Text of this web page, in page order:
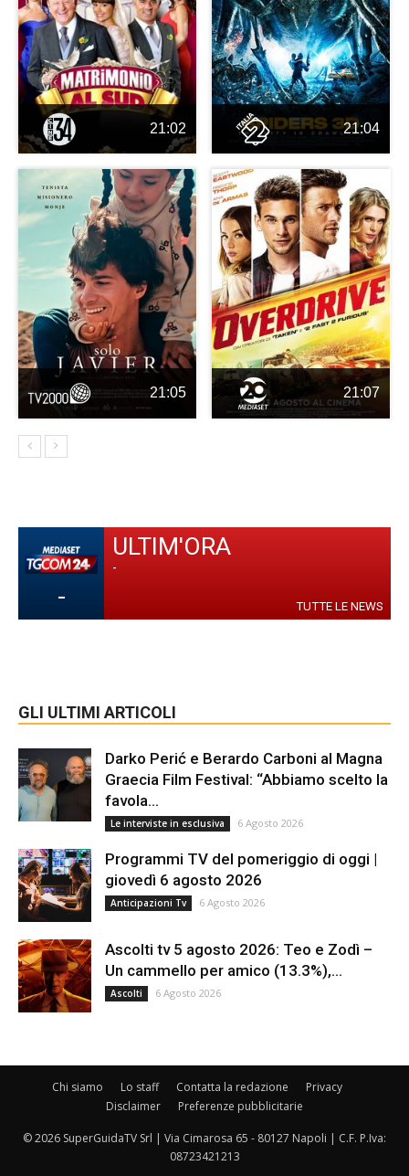
21:02 21:04
21:05 21:07
-
ULTIM'ORA
-
TUTTE LE NEWS
GLI ULTIMI ARTICOLI
Darko Perić e Berardo Carboni al Magna
Graecia Film Festival: “Abbiamo scelto la
favola...
Le interviste in esclusiva 6 Agosto 2026
Programmi TV del pomeriggio di oggi |
giovedì 6 agosto 2026
Anticipazioni Tv 6 Agosto 2026
Ascolti tv 5 agosto 2026: Teo e Zodì –
Un cammello per amico (13.3%),...
Ascolti 6 Agosto 2026
Chi siamo Lo staff Contatta la redazione
Privacy
Disclaimer
Preferenze pubblicitarie
© 2026 SuperGuidaTV Srl | Via Cimarosa 65 - 80127 Napoli | C.F. P.Iva:
08723421213